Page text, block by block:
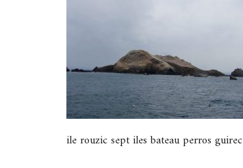
ile rouzic sept iles bateau perros guirec